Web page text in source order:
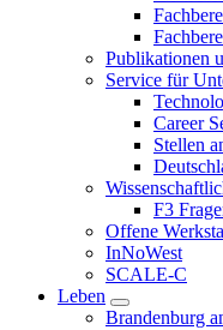
Publikationen
Service für
Career
Stellen
F3
Offene
InNoWest
SCALE-C
Leben
Brandenburg